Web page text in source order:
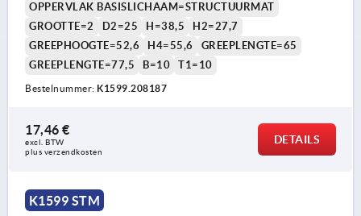
OPPERVLAK BASISLICHAAM=STRUCTUURMAT
GROOTTE=2
D2=25 H=38,5
H2=27,7
GREEPHOOGTE=52,6
H4=55,6
GREEPLENGTE=65
GREEPLENGTE=77,5
B=10 T1=10
Bestelnummer: K1599.208187
17,46 €
excl. BTW
plus verzendkosten
DETAILS
K1599 STM